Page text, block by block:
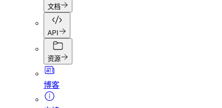
文档
API
资源
博客